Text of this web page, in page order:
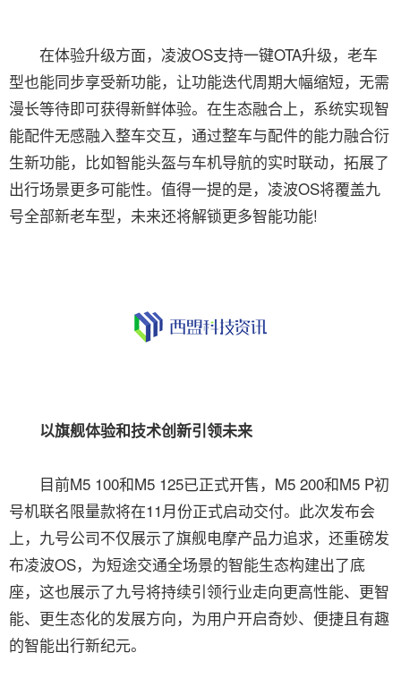
在体验升级方面，凌波OS支持一键OTA升级，老车
型也能同步享受新功能，让功能迭代周期大幅缩短，无需
漫长等待即可获得新鲜体验。在生态融合上，系统实现智
能配件无感融入整车交互，通过整车与配件的能力融合衍
生新功能，比如智能头盔与车机导航的实时联动，拓展了
出行场景更多可能性。值得一提的是，凌波OS将覆盖九
号全部新老车型，未来还将解锁更多智能功能!
以旗舰体验和技术创新引领未来
目前M5 100和M5 125已正式开售，M5 200和M5 P初
号机联名限量款将在11月份正式启动交付。此次发布会
上，九号公司不仅展示了旗舰电摩产品力追求，还重磅发
布凌波OS，为短途交通全场景的智能生态构建出了底
座，这也展示了九号将持续引领行业走向更高性能、更智
能、更生态化的发展方向，为用户开启奇妙、便捷且有趣
的智能出行新纪元。